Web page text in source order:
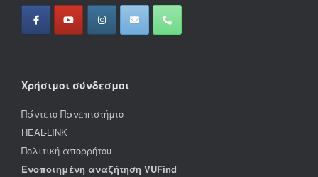
Χρήσιμοι σύνδεσμοι
Πάντειο Πανεπιστήμιο
HEAL-LINK
Πολιτική απορρήτου
Ενοποιημένη αναζήτηση VUFind